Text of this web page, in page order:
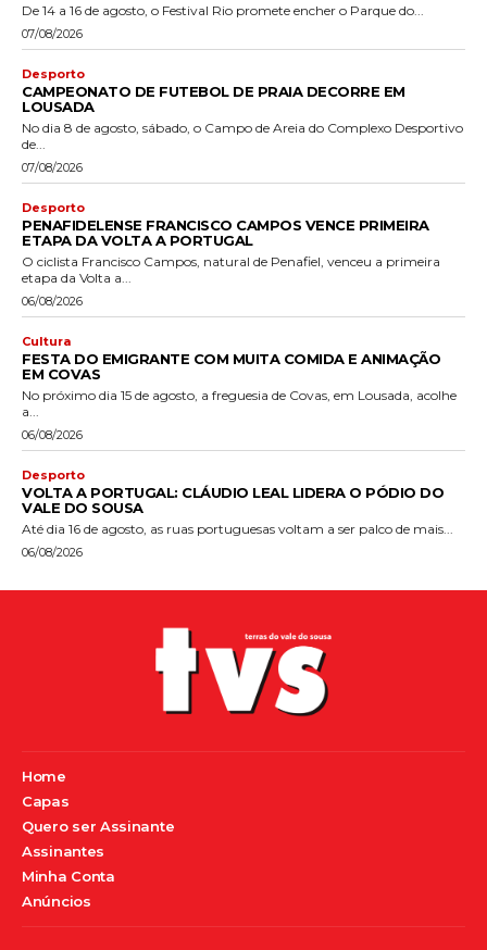
De 14 a 16 de agosto, o Festival Rio promete encher o Parque do...
07/08/2026
Desporto
CAMPEONATO DE FUTEBOL DE PRAIA DECORRE EM
LOUSADA
No dia 8 de agosto, sábado, o Campo de Areia do Complexo Desportivo
de...
07/08/2026
Desporto
PENAFIDELENSE FRANCISCO CAMPOS VENCE PRIMEIRA
ETAPA DA VOLTA A PORTUGAL
O ciclista Francisco Campos, natural de Penafiel, venceu a primeira
etapa da Volta a...
06/08/2026
Cultura
FESTA DO EMIGRANTE COM MUITA COMIDA E ANIMAÇÃO
EM COVAS
No próximo dia 15 de agosto, a freguesia de Covas, em Lousada, acolhe
a...
06/08/2026
Desporto
VOLTA A PORTUGAL: CLÁUDIO LEAL LIDERA O PÓDIO DO
VALE DO SOUSA
Até dia 16 de agosto, as ruas portuguesas voltam a ser palco de mais...
06/08/2026
Home
Capas
Quero ser Assinante
Assinantes
Minha Conta
Anúncios